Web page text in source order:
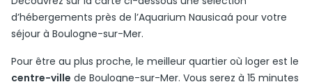
d’hébergements près de l’Aquarium Nausicaá pour votre
séjour à Boulogne-sur-Mer.
Pour être au plus proche, le meilleur quartier où loger est le
centre-ville de Boulogne-sur-Mer. Vous serez à 15 minutes